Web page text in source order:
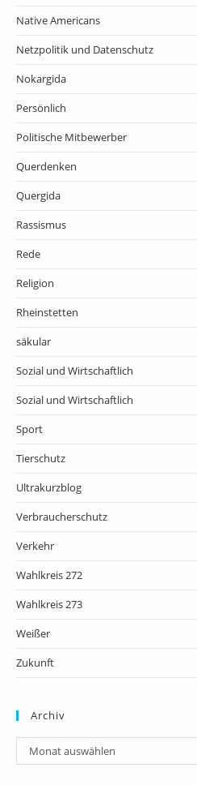
Native Americans
Netzpolitik und Datenschutz
Nokargida
Persönlich
Politische Mitbewerber
Querdenken
Quergida
Rassismus
Rede
Religion
Rheinstetten
säkular
Sozial und Wirtschaftlich
Sozial und Wirtschaftlich
Sport
Tierschutz
Ultrakurzblog
Verbraucherschutz
Verkehr
Wahlkreis 272
Wahlkreis 273
Weißer
Zukunft
Archiv
Archiv
Monat auswählen